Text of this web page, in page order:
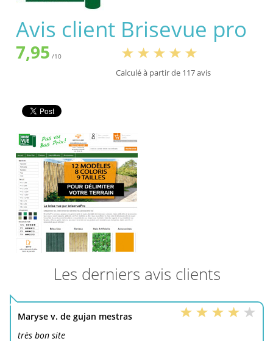
Avis client Brisevue pro
7,95 /10
Calculé à partir de 117avis
Les derniers avis clients
Maryse v. de gujan mestras
très bon site